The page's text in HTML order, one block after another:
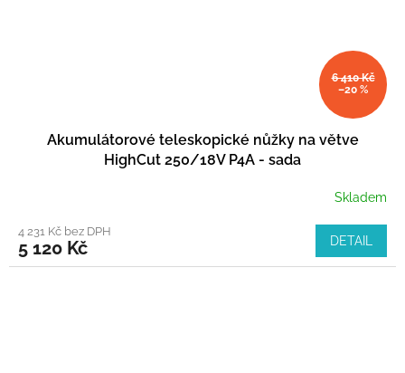
6 410 Kč
–20 %
Akumulátorové teleskopické nůžky na větve
HighCut 250/18V P4A - sada
Skladem
4 231 Kč bez DPH
5 120 Kč DETAIL